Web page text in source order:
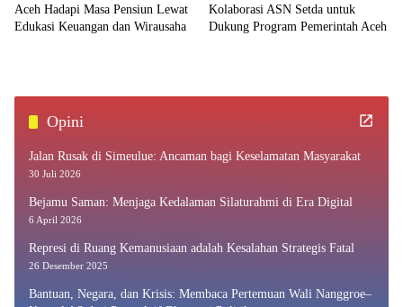
Aceh Hadapi Masa Pensiun Lewat
Edukasi Keuangan dan Wirausaha
Kolaborasi ASN Setda untuk
Dukung Program Pemerintah Aceh
Opini
Jalan Rusak di Simeulue: Ancaman bagi Keselamatan Masyarakat
30 Juli 2026
Bejamu Saman: Menjaga Kedalaman Silaturahmi di Era Digital
6 April 2026
Represi di Ruang Kemanusiaan adalah Kesalahan Strategis Fatal
26 Desember 2025
Bantuan, Negara, dan Krisis: Membaca Pertemuan Wali Nanggroe–